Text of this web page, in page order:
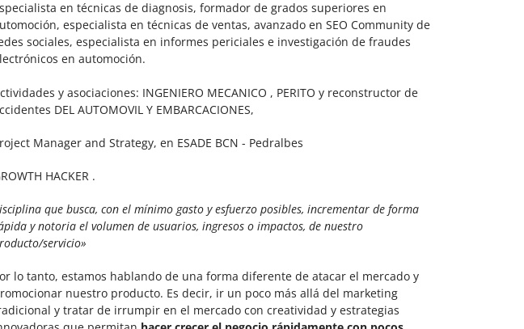
en técnicas de diagnosis, formador de grados superiores en
especialista en técnicas de ventas, avanzado en SEO Community de
sociales, especialista en informes periciales e investigación de fraudes
en automoción.
y asociaciones: INGENIERO MECANICO , PERITO y reconstructor de
DEL AUTOMOVIL Y EMBARCACIONES,
Manager and Strategy, en ESADE BCN - Pedralbes
HACKER .
que busca, con el mínimo gasto y esfuerzo posibles, incrementar de forma
y notoria el volumen de usuarios, ingresos o impactos, de nuestro
servicio»
lo tanto, estamos hablando de una forma diferente de atacar el mercado y
nuestro producto. Es decir, ir un poco más allá del marketing
y tratar de irrumpir en el mercado con creatividad y estrategias